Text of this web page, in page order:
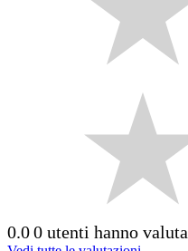
0.00 utenti hanno